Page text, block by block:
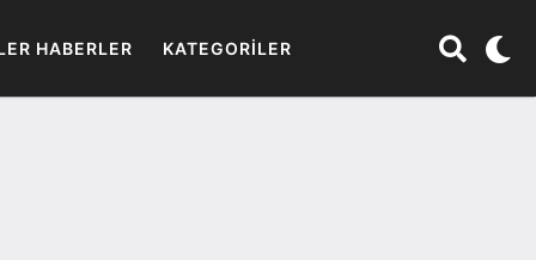
HABERLER KATEGORILER